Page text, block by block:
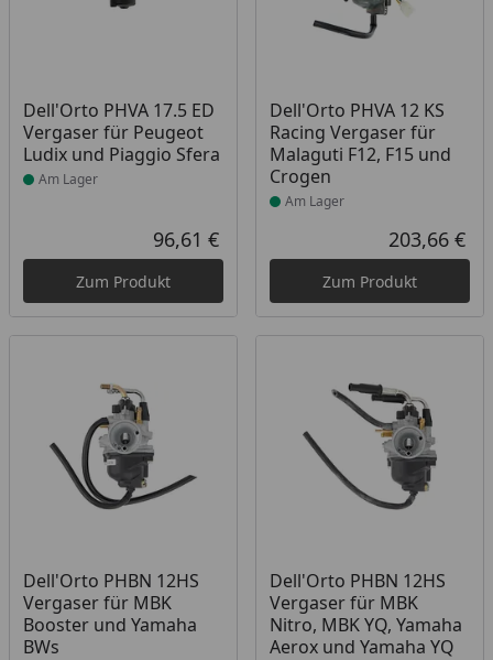
Dell'Orto PHVA 17.5 ED
Vergaser für Peugeot
Ludix und Piaggio Sfera
Produkt am Lager
Am Lager
Aktueller Preis
96,61 €
Zum Produkt
Dell'Orto PHVA 12 KS
Racing Vergaser für
Malaguti F12, F15 und
Crogen
Produkt am Lager
Am Lager
203,66 €
Zum Produkt
Dell'Orto PHBN 12HS
Vergaser für MBK
Booster und Yamaha
BWs
Produkt am Lager
Dell'Orto PHBN 12HS
Vergaser für MBK
Nitro, MBK YQ, Yamaha
Aerox und Yamaha YQ
Produkt am Lager